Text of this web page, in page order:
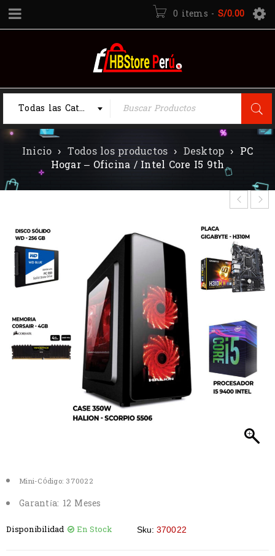
0 items - S/0.00
Todas las Categorias
Inicio › Todos los productos › Desktop › PC
Hogar – Oficina / Intel Core I5 9th
Mini-Código: 370022
Garantía: 12 Meses
Disponibilidad En Stock Sku: 370022